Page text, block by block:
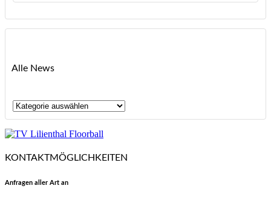
Alle News
Alle
KONTAKTMÖGLICHKEITEN
Anfragen aller Art an